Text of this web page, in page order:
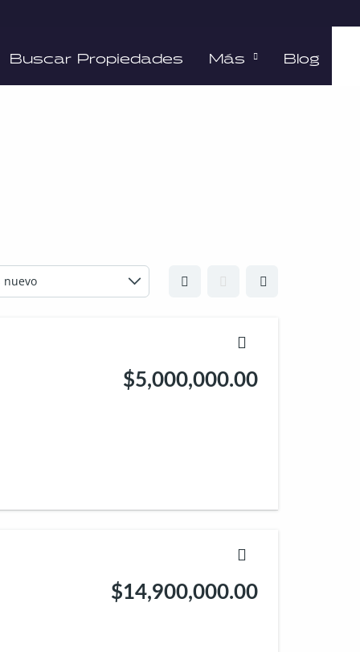
Buscar Propiedades Más Blog
$5,000,000.00
$14,900,000.00